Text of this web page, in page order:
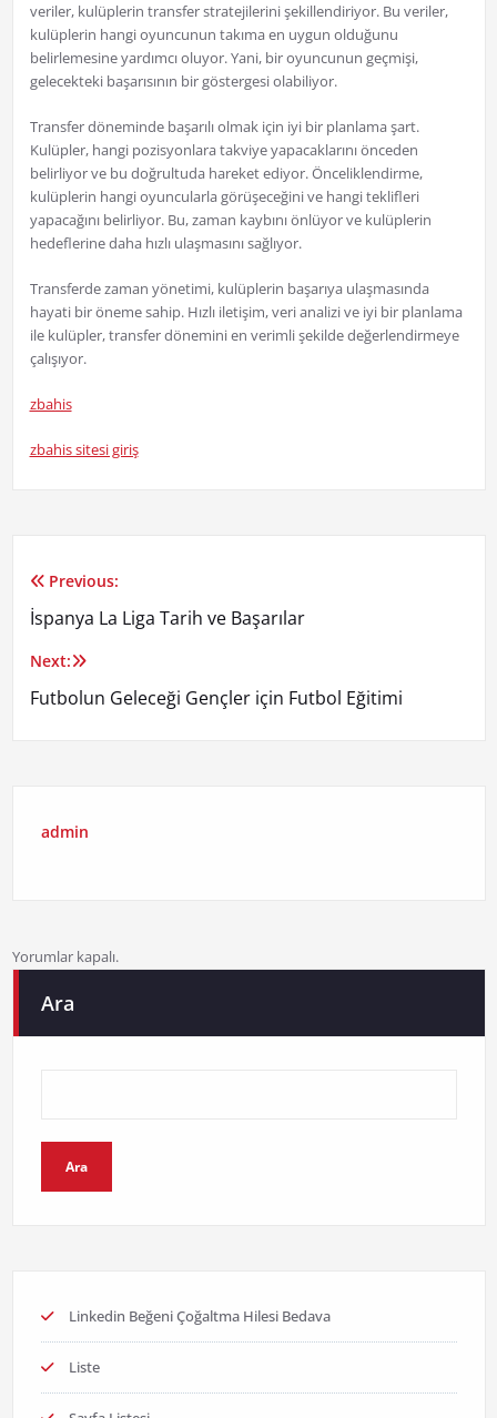
veriler, kulüplerin transfer stratejilerini şekillendiriyor. Bu veriler,
kulüplerin hangi oyuncunun takıma en uygun olduğunu
belirlemesine yardımcı oluyor. Yani, bir oyuncunun geçmişi,
gelecekteki başarısının bir göstergesi olabiliyor.
Transfer döneminde başarılı olmak için iyi bir planlama şart.
Kulüpler, hangi pozisyonlara takviye yapacaklarını önceden
belirliyor ve bu doğrultuda hareket ediyor. Önceliklendirme,
kulüplerin hangi oyuncularla görüşeceğini ve hangi teklifleri
yapacağını belirliyor. Bu, zaman kaybını önlüyor ve kulüplerin
hedeflerine daha hızlı ulaşmasını sağlıyor.
Transferde zaman yönetimi, kulüplerin başarıya ulaşmasında
hayati bir öneme sahip. Hızlı iletişim, veri analizi ve iyi bir planlama
ile kulüpler, transfer dönemini en verimli şekilde değerlendirmeye
çalışıyor.
zbahis
zbahis sitesi giriş
Yazı
gezinmesi
Previous:
İspanya La Liga Tarih ve Başarılar
Next:
Futbolun Geleceği Gençler için Futbol Eğitimi
admin
Yorumlar kapalı.
Ara
Ara
Linkedin Beğeni Çoğaltma Hilesi Bedava
Liste